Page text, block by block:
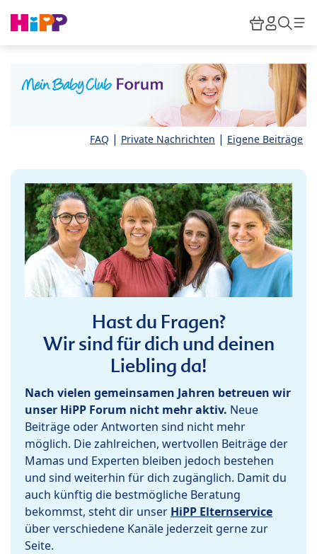
HiPP
FAQ | Private Nachrichten | Eigene Beiträge
Hast du Fragen?
Wir sind für dich und deinen
Liebling da!
Nach vielen gemeinsamen Jahren betreuen wir
unser HiPP Forum nicht mehr aktiv. Neue
Beiträge oder Antworten sind nicht mehr
möglich. Die zahlreichen, wertvollen Beiträge der
Mamas und Experten bleiben jedoch bestehen
und sind weiterhin für dich zugänglich. Damit du
auch künftig die bestmögliche Beratung
bekommst, steht dir unser HiPP Elternservice
über verschiedene Kanäle jederzeit gerne zur
Seite.